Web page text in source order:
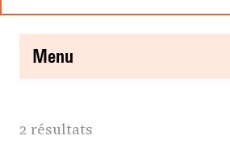
menu
2 résultats